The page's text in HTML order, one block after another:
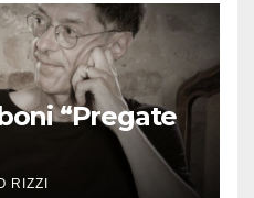
“Pregate
RIZZI